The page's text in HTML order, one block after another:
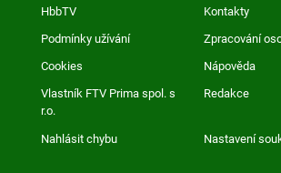
HbbTV Kontakty
Podmínky užívání Zpracování
Cookies Nápověda
Vlastník FTV Prima spol. s
r.o.
Redakce
Nahlásit chybu Nastavení